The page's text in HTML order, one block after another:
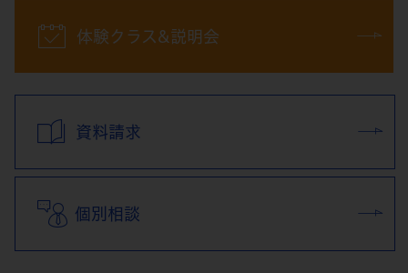
体験クラス&説明会
資料請求
個別相談